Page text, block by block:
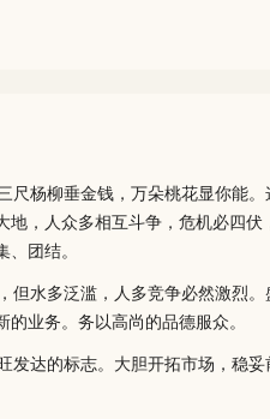
尺杨柳垂金钱，万朵桃花显你能
，人众多相互斗争，危机必四伏
团结。
但水多泛滥，人多竞争必然激烈
业务。务以高尚的品德服众。
发达的标志。大胆开拓市场，稳